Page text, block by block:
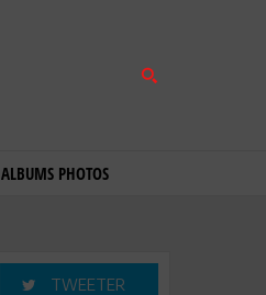
ALBUMS PHOTOS
TWEETER